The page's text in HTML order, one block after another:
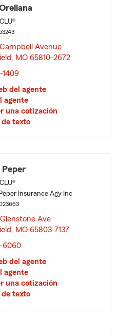
Avenue
MO 65810-2672
1409
del agente
agente
una cotización
texto
Peper
Insurance Agy Inc
Ave
MO 65803-7137
6060
del agente
agente
una cotización
texto